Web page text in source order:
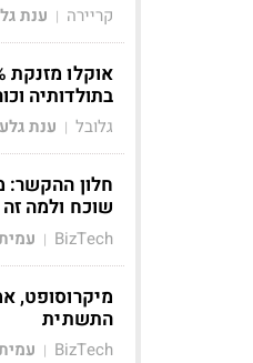
קריירה | ענת
בתולדותיה
גלובל | ענת
חלון ההקשר:
שוכח ולמה
BizTech
|
מיקרוסופט,
התשתית
BizTech
|